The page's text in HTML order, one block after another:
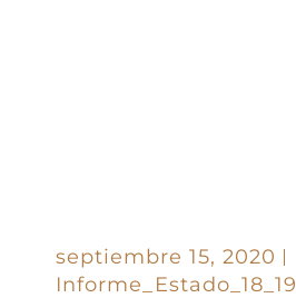
septiembre 15, 2020
Informe_Estado_18_19